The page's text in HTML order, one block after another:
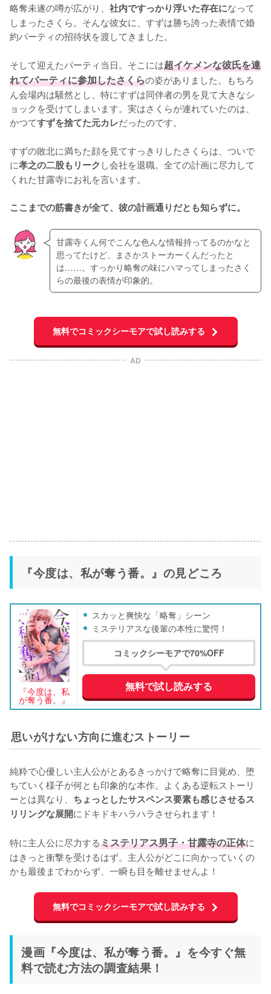
略奪未遂の噂が広がり、 社内ですっかり浮いた存在になって
しまったさくら。そんな彼女に、すずは勝ち誇った表情で婚
約パーティの招待状を渡してきました。
そして迎えたパーティ当日。そこには超イケメンな彼氏を連
れてパーティに参加したさくらの姿がありました。もちろ
ん会場内は騒然とし、特にすずは同伴者の男を見て大きなシ
ョックを受けてしまいます。実はさくらが連れていたのは、
かつてすずを捨てた元カレだったのです。
すずの敗北に満ちた顔を見てすっきりしたさくらは、ついで
に孝之の二股もリーク し会社を退職。全ての計画に尽力して
くれた甘露寺にお礼を言います。
ここまでの筋書きが全て、彼の計画通りだとも知らずに。
甘露寺くん何でこんな色んな情報持ってるのかなと
思ってたけど、まさかストーカーくんだったと
は……。すっかり略奪の味にハマってしまったさく
らの最後の表情が印象的。
無料でコミックシーモアで試し読みする
AD
『今度は、私が奪う番。』の見どころ
『今度は、私
が奪う番。』
スカッと爽快な「略奪」シーン
ミステリアスな後輩の本性に驚愕！
コミックシーモアで70%OFF
無料で試し読みする
思いがけない方向に進むストーリー
純粋で心優しい主人公がとあるきっかけで略奪に目覚め、堕
ちていく様子が何とも印象的な本作。よくある逆転ストーリ
ーとは異なり、 ちょっとしたサスペンス要素も感じさせるス
リリングな展開にドキドキハラハラさせられます！
特に主人公に尽力するミステリアス男子・甘露寺の正体に
はきっと衝撃を受けるはず。主人公がどこに向かっていくの
かも最後までわからず、一瞬も目を離せませんよ！
無料でコミックシーモアで試し読みする
漫画『今度は、私が奪う番。』を今すぐ無
料で読む方法の調査結果！